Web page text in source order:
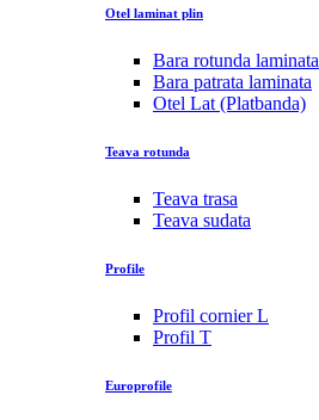
Otel laminat plin
Bara rotunda laminata
Bara patrata laminata
Otel Lat (Platbanda)
Teava rotunda
Teava trasa
Teava sudata
Profile
Profil cornier L
Profil T
Europrofile